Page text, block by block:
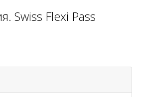
Swiss Flexi Pass